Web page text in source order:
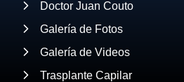
Doctor Juan Couto
Galería de Fotos
Galería de Videos
Trasplante Capilar